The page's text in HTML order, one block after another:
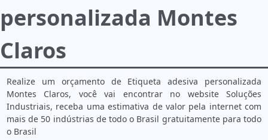
personalizada Montes
Claros
Realize um orçamento de Etiqueta adesiva personalizada
Montes Claros, você vai encontrar no website Soluções
Industriais, receba uma estimativa de valor pela internet com
mais de 50 indústrias de todo o Brasil gratuitamente para todo
o Brasil